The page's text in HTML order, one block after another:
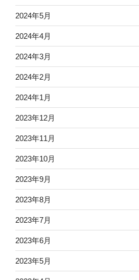
2024年5月
2024年4月
2024年3月
2024年2月
2024年1月
2023年12月
2023年11月
2023年10月
2023年9月
2023年8月
2023年7月
2023年6月
2023年5月